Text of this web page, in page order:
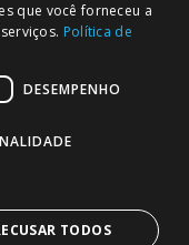
Barcelos
que você forneceu a
Política de
DESEMPENHO
TODOS